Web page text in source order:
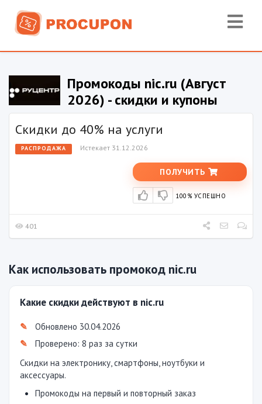
Промокоды nic.ru (Август
2026) - скидки и купоны
Скидки до 40% на услуги
РАСПРОДАЖА Истекает 31.12.2026
ПОЛУЧИТЬ
100% УСПЕШНО
401
Как использовать промокод nic.ru
Какие скидки действуют в nic.ru
Обновлено 30.04.2026
Проверено: 8 раз за сутки
Скидки на электронику, смартфоны, ноутбуки и
аксессуары.
Промокоды на первый и повторный заказ